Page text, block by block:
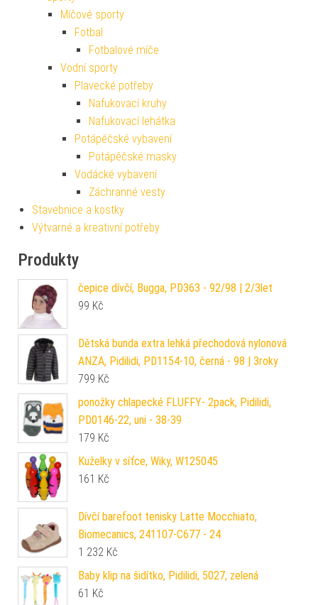
Míčové sporty
Fotbal
Fotbalové míče
Vodní sporty
Plavecké potřeby
Nafukovací kruhy
Nafukovací lehátka
Potápěčské vybavení
Potápěčské masky
Vodácké vybavení
Záchranné vesty
Stavebnice a kostky
Výtvarné a kreativní potřeby
Produkty
čepice dívčí, Bugga, PD363 - 92/98 | 2/3let
99 Kč
Dětská bunda extra lehká přechodová nylonová
ANZA, Pidilidi, PD1154-10, černá - 98 | 3roky
799 Kč
ponožky chlapecké FLUFFY- 2pack, Pidilidi,
PD0146-22, uni - 38-39
179 Kč
Kuželky v síťce, Wiky, W125045
161 Kč
Dívčí barefoot tenisky Latte Mocchiato,
Biomecanics, 241107-C677 - 24
1 232 Kč
Baby klip na šidítko, Pidilidi, 5027, zelená
61 Kč